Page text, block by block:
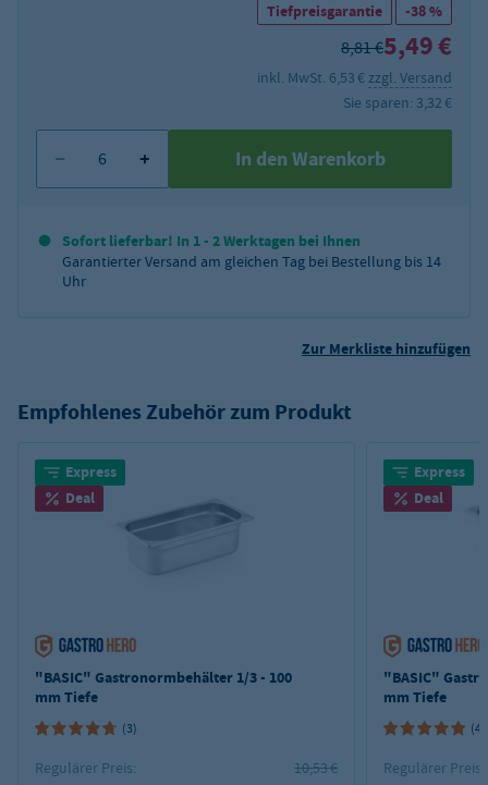
Tiefpreisgarantie -38 %
8,81 €5,49 €
inkl. MwSt. 6,53 € zzgl. Versand
Sie sparen: 3,32 €
In den Warenkorb
Sofort lieferbar! In 1 - 2 Werktagen bei Ihnen
Garantierter Versand am gleichen Tag bei Bestellung bis 14
Uhr
Zur Merkliste hinzufügen
Empfohlenes Zubehör zum Produkt
Express
Deal
"BASIC" Gastronormbehälter 1/3 - 100
mm Tiefe
(3)
Regulärer Preis:
10,53 €
Express
Deal
"BASIC"
mm Tiefe
(4)
Regulärer Preis: